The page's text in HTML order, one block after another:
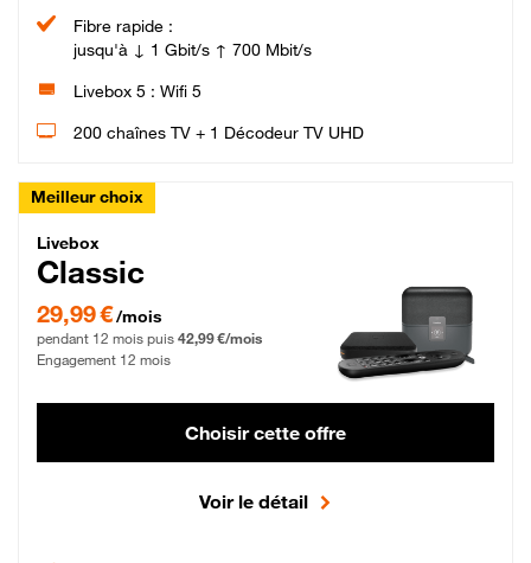
Fibre rapide :
jusqu'à ↓ 1 Gbit/s ↑ 700 Mbit/s
Livebox 5 : Wifi 5
200 chaînes TV + 1 Décodeur TV UHD
Meilleur choix
Livebox Classic Fibre
Livebox
Classic
29,99 € par mois pendant 12 mois puis 42,99 € par mois, Engagement 12 mois
29,99 €/mois
pendant 12 mois puis 42,99 €/mois
Engagement 12 mois
Choisir cette offre
Voir le détail